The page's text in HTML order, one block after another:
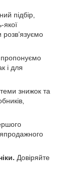
підбір,
якої
і для
знижок та
Довіряйте